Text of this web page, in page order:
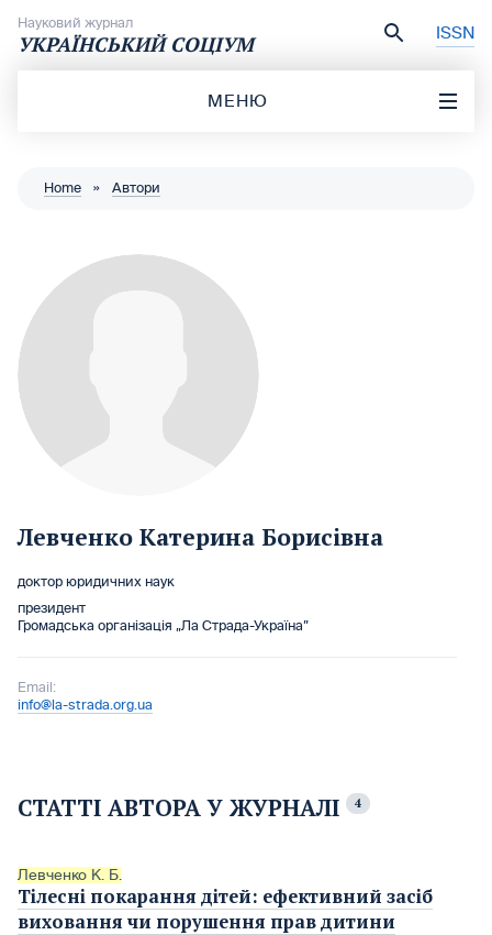
Науковий журнал
УКРАЇНСЬКИЙ СОЦІУМ ISSN
МЕНЮ
Home » Автори
Левченко Катерина Борисівна
доктор юридичних наук
президент
Громадська організація „Ла Страда-Україна”
Email:
info@la-strada.org.ua
СТАТТІ АВТОРА У ЖУРНАЛІ 4
Левченко К. Б.
Тілесні покарання дітей: ефективний засіб
виховання чи порушення прав дитини